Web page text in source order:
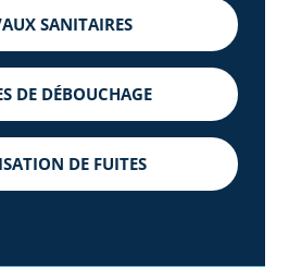
SANITAIRES
DE DÉBOUCHAGE
DE FUITES